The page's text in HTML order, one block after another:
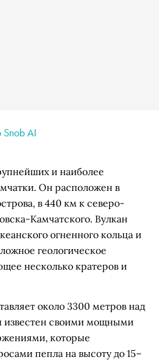
AI
и наиболее
Он расположен в
в 440 км к северо-
Камчатского. Вулкан
огненного кольца и
геологическое
несколько кратеров и
около 3300 метров над
известен своими мощными
которые
пепла на высоту до 15–